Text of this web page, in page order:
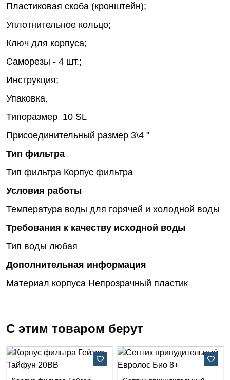
Пластиковая скоба (кронштейн);
Уплотнительное кольцо;
Ключ для корпуса;
Саморезы - 4 шт.;
Инструкция;
Упаковка.
Типоразмер 10 SL
Присоединительный размер 3\4 "
Тип фильтра
Тип фильтра Корпус фильтра
Условия работы
Температура воды для горячей и холодной воды
Требования к качеству исходной воды
Тип воды любая
Дополнительная информация
Материал корпуса Непрозрачный пластик
С этим товаром берут